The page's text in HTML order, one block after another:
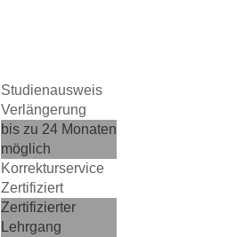
Studienausweis
Verlängerung
bis zu 24 Monaten
möglich
Korrekturservice
Zertifiziert
Zertifizierter
Lehrgang